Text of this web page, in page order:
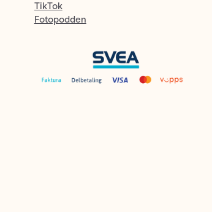
TikTok
Fotopodden